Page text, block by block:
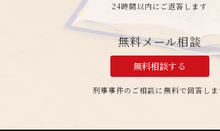
24時間以内にご返答します
無料メール相談
無料相談する
刑事事件のご相談に無料で回答しま